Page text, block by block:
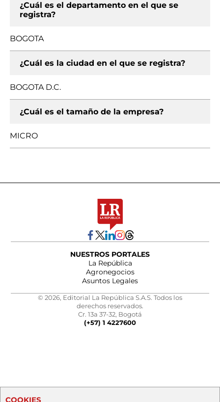
¿Cuál es el departamento en el que se
registra?
BOGOTA
¿Cuál es la ciudad en el que se registra?
BOGOTA D.C.
¿Cuál es el tamaño de la empresa?
MICRO
NUESTROS PORTALES
La República
Agronegocios
Asuntos Legales
© 2026, Editorial La República S.A.S. Todos los
derechos reservados.
Cr. 13a 37-32, Bogotá
(+57) 1 4227600
COOKIES